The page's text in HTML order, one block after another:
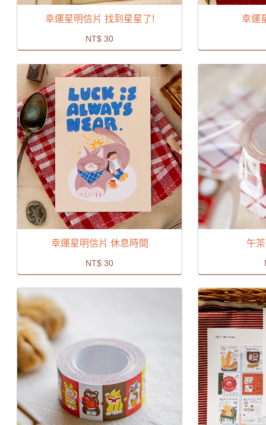
幸運星明信片 找到星星了!
NT$ 30
幸運
幸運星明信片 休息時間
NT$ 30
午